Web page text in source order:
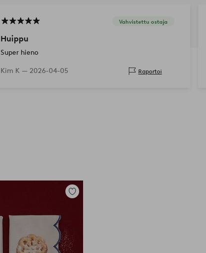
Vahvistettu ostaja
Huippu
Super hieno
Kim K — 2026-04-05 Raportoi
Lisää